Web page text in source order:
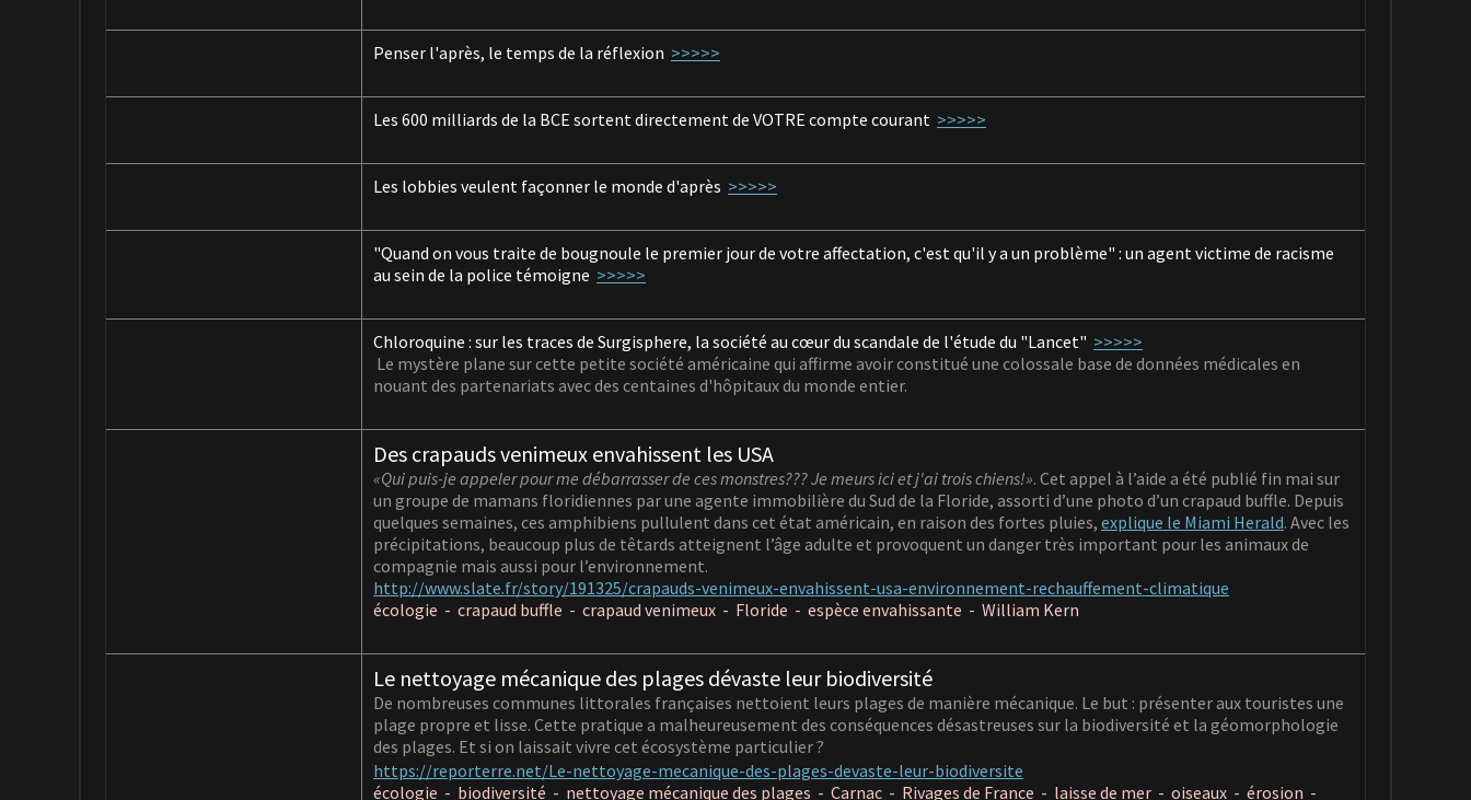
Penser l'après, le temps de la réflexion >>>>>
Les 600 milliards de la BCE sortent directementde VOTRE compte courant >>>>>
Les lobbies veulent façonner le monde d'après >>>>>
"Quand on vous traite de bougnoule le premier jour de votre affectation, c'est qu'il y a un problème" : un agent victime de racisme
au sein de la police témoigne >>>>>
Chloroquine : sur les traces de Surgisphere, la société au cœurdu scandale de l'étude du "Lancet" >>>>>
Le mystère plane sur cette petite société américaine qui affirme avoir constitué une colossale base de données médicales en
nouant des partenariats avec des centaines d'hôpitaux du monde entier.
Des crapauds venimeux envahissent les USA
«Qui puis-je appeler pour me débarrasser de ces monstres??? Je meurs ici et j'ai trois chiens!». Cet appel à l’aide a été publié fin mai sur
un groupe de mamans floridiennes par une agente immobilière du Sud de la Floride, assorti d’une photo d’un crapaud buffle. Depuis
quelques semaines, ces amphibiens pullulent dans cet état américain, en raison des fortes pluies, explique le Miami Herald. Avec les
précipitations, beaucoup plus de têtards atteignent l’âge adulte et provoquent un danger très important pour les animaux de
compagnie mais aussi pour l’environnement.
http://www.slate.fr/story/191325/crapauds-venimeux-envahissent-usa-environnement-rechauffement-climatique
écologie - crapaud buffle - crapaud venimeux - Floride - espèce envahissante - William Kern
Le nettoyage mécanique des plages dévaste leur biodiversité
De nombreuses communes littorales françaises nettoient leurs plages de manière mécanique. Le but : présenter aux touristes une
plage propre et lisse. Cette pratique a malheureusement des conséquences désastreuses sur la biodiversité et la géomorphologie
des plages. Et si on laissait vivre cet écosystème particulier?
https://reporterre.net/Le-nettoyage-mecanique-des-plages-devaste-leur-biodiversite
écologie - biodiversité - nettoyage mécanique des plages - Carnac - Rivages de France - laisse de mer - oiseaux - érosion -